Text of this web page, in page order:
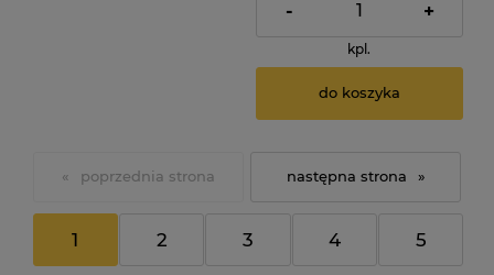
- +
kpl.
do koszyka
«
1 2 3 4 5
»